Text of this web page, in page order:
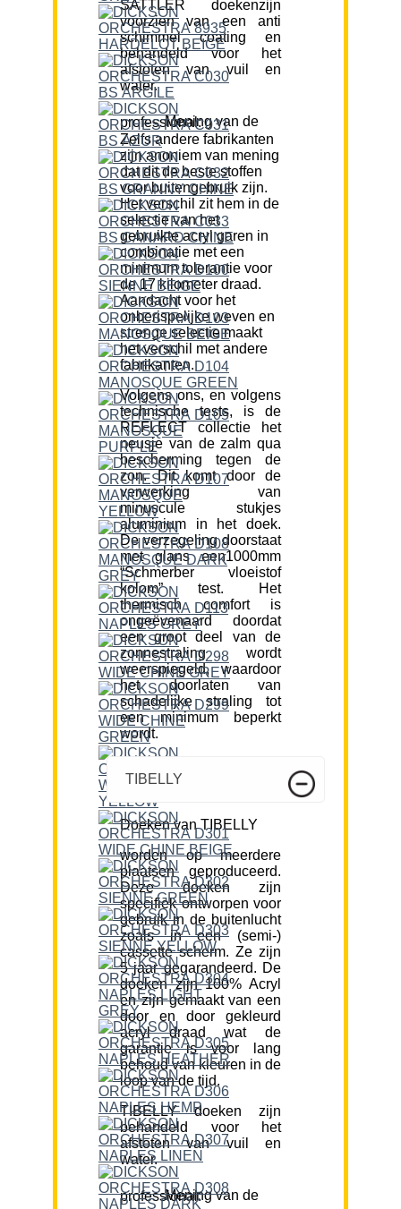
SATTLER doekenzijn
voorzien van een anti
schimmel coating en
behandeld voor het
afstoten van vuil en
water.
Mening van de professional:
Zelfs andere fabrikanten
zijn anoniem van mening
dat dit de beste stoffen
voor buitengebruik zijn.
Het verschil zit hem in de
selectie van het
gebruikte acryl garen in
combinatie met een
minimum tolerantie voor
de 17 kilometer draad.
Aandacht voor het
onberispelijke weven en
strenge selectie maakt
het verschil met andere
fabrikanten.
Volgens ons, en volgens
technische tests, is de
REFLECT collectie het
neusje van de zalm qua
bescherming tegen de
zon. Dit komt door de
verwerking van
minuscule stukjes
aluminium in het doek.
De verzegeling doorstaat
met glans een1000mm
“Schmerber vloeistof
kolom” test. Het
thermisch comfort is
ongeëvenaard doordat
een groot deel van de
zonnestraling wordt
weerspiegeld, waardoor
het doorlaten van
schadelijke straling tot
een minimum beperkt
wordt.
TIBELLY
Doeken van TIBELLY
worden op meerdere
plaatsen geproduceerd.
Deze doeken zijn
specifiek ontworpen voor
gebruik in de buitenlucht
zoals in een (semi-)
cassette scherm. Ze zijn
5 jaar gegarandeerd. De
doeken zijn 100% Acryl
en zijn gemaakt van een
door en door gekleurd
acryl draad wat de
garantie is voor lang
behoud van kleuren in de
loop van de tijd.
TIBELLY doeken zijn
behandeld voor het
afstoten van vuil en
water.
Mening van de professional: